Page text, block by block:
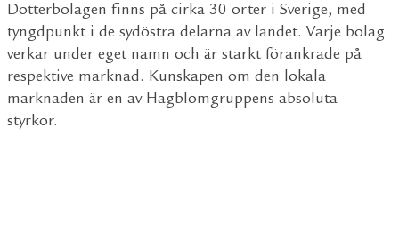
Dotterbolagen finns på cirka 30 orter i Sverige, med
tyngdpunkt i de sydöstra delarna av landet. Varje bolag
verkar under eget namn och är starkt förankrade på
respektive marknad. Kunskapen om den lokala
marknaden är en av Hagblomgruppens absoluta
styrkor.